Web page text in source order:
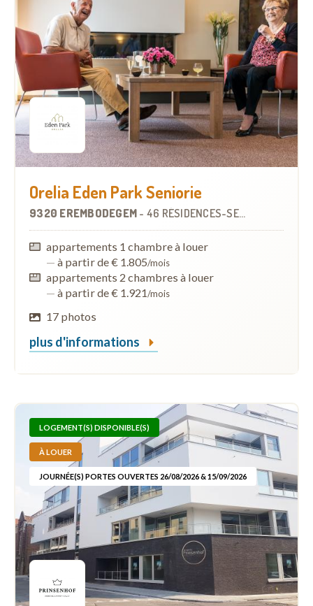
Orelia Eden Park Seniorie
9320 EREMBODEGEM - 46 RÉSIDENCES-SERVICES
appartements 1 chambre à louer
— à partir de € 1.805/mois
appartements 2 chambres à louer
— à partir de € 1.921/mois
17 photos
plus d'informations
LOGEMENT(S) DISPONIBLE(S)
À LOUER
JOURNÉE(S) PORTES OUVERTES 26/08/2026 & 15/09/2026